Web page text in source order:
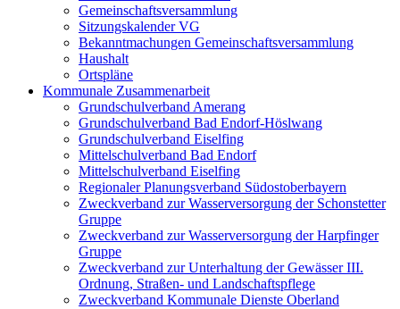
Gemeinschaftsversammlung
Sitzungskalender VG
Bekanntmachungen Gemeinschaftsversammlung
Haushalt
Ortspläne
Kommunale Zusammenarbeit
Grundschulverband Amerang
Grundschulverband Bad Endorf-Höslwang
Grundschulverband Eiselfing
Mittelschulverband Bad Endorf
Mittelschulverband Eiselfing
Regionaler Planungsverband Südostoberbayern
Zweckverband zur Wasserversorgung der Schonstetter
Gruppe
Zweckverband zur Wasserversorgung der Harpfinger
Gruppe
Zweckverband zur Unterhaltung der Gewässer III.
Ordnung, Straßen- und Landschaftspflege
Zweckverband Kommunale Dienste Oberland